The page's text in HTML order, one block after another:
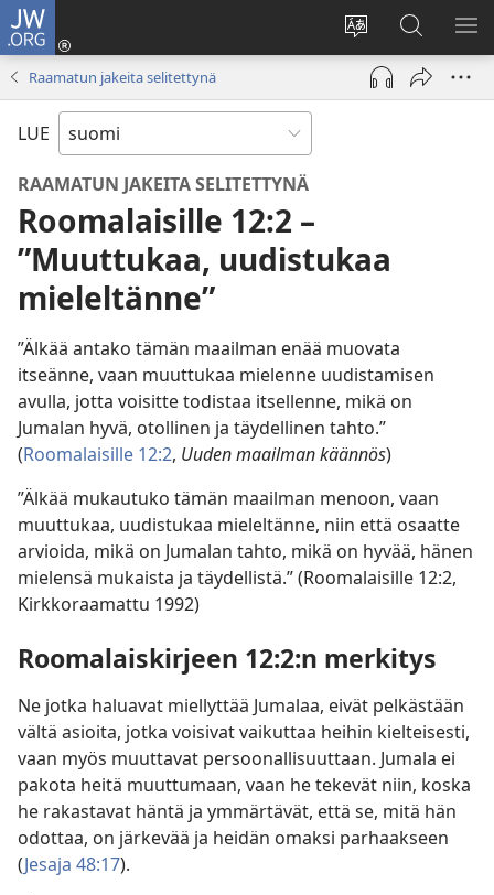
JW.ORG
Vaihda
sivuston
kieli
Kirjaudu
(avaa
uuden
ikkunan)
Hae
JW.ORG-
sivustolta
Raamatun jakeita selitettynä
LUE
RAAMATUN JAKEITA SELITETTYNÄ
Roomalaisille 12:2 –
”Muuttukaa, uudistukaa
mieleltänne”
”Älkää antako tämän maailman enää muovata
itseänne, vaan muuttukaa mielenne uudistamisen
avulla, jotta voisitte todistaa itsellenne, mikä on
Jumalan hyvä, otollinen ja täydellinen tahto.”
(Roomalaisille 12:2, Uuden maailman käännös)
”Älkää mukautuko tämän maailman menoon, vaan
muuttukaa, uudistukaa mieleltänne, niin että osaatte
arvioida, mikä on Jumalan tahto, mikä on hyvää, hänen
mielensä mukaista ja täydellistä.” (Roomalaisille 12:2,
Kirkkoraamattu 1992)
Roomalaiskirjeen 12:2:n merkitys
Ne jotka haluavat miellyttää Jumalaa, eivät pelkästään
vältä asioita, jotka voisivat vaikuttaa heihin kielteisesti,
vaan myös muuttavat persoonallisuuttaan. Jumala ei
pakota heitä muuttumaan, vaan he tekevät niin, koska
he rakastavat häntä ja ymmärtävät, että se, mitä hän
odottaa, on järkevää ja heidän omaksi parhaakseen
(Jesaja 48:17).